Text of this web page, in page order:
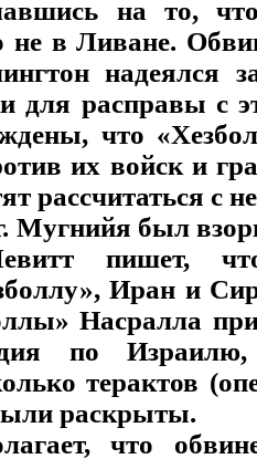
на то,
не в Ливане.
надеялся
для расправы с
что
их войск и
рассчитаться с
Мугнийя был
пишет,
Иран и
Насралла
по
терактов
раскрыты.
что